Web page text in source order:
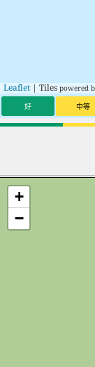
Leaflet | Tiles powered
好 中等
+
−